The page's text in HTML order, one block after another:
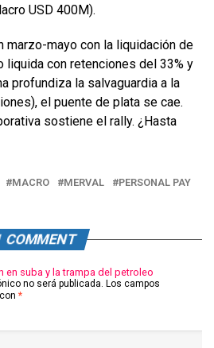
USD 400M).
marzo-mayo con la liquidación de
liquida con retenciones del 33% y
profundiza la salvaguardia a la
el puente de plata se cae.
sostiene el rally. ¿Hasta
MACRO MERVAL
PERSONAL PAY
COMMENT
en suba y la trampa del petroleo
no será publicada. Los campos
*